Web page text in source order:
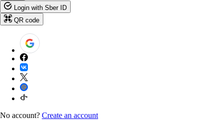
Login with Sber ID
QR code
No account? Create an account